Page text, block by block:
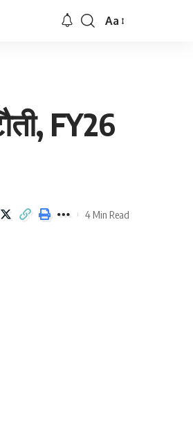
Font
Aa
FY26
4 Min Read